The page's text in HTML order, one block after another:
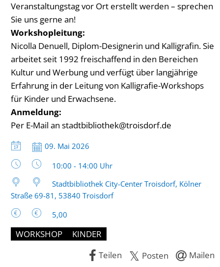
Veranstaltungstag vor Ort erstellt werden – sprechen
Sie uns gerne an!
Workshopleitung:
Nicolla Denuell, Diplom-Designerin und Kalligrafin. Sie
arbeitet seit 1992 freischaffend in den Bereichen
Kultur und Werbung und verfügt über langjährige
Erfahrung in der Leitung von Kalligrafie-Workshops
für Kinder und Erwachsene.
Anmeldung:
Per E-Mail an stadtbibliothek@troisdorf.de
Datum:
09. Mai 2026
Uhrzeit:
10:00 - 14:00 Uhr
Stadtbibliothek City-Center Troisdorf, Kölner
Straße 69-81, 53840 Troisdorf
5,00
WORKSHOP
KINDER
Teilen
Posten
Mailen